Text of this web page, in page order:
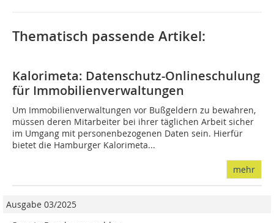
Thematisch passende Artikel:
Kalorimeta: Datenschutz-Onlineschulung
für Immobilienverwaltungen
Um Immobilienverwaltungen vor Bußgeldern zu bewahren,
müssen deren Mitarbeiter bei ihrer täglichen Arbeit sicher
im Umgang mit personenbezogenen Daten sein. Hierfür
bietet die Hamburger Kalorimeta...
mehr
Ausgabe 03/2025